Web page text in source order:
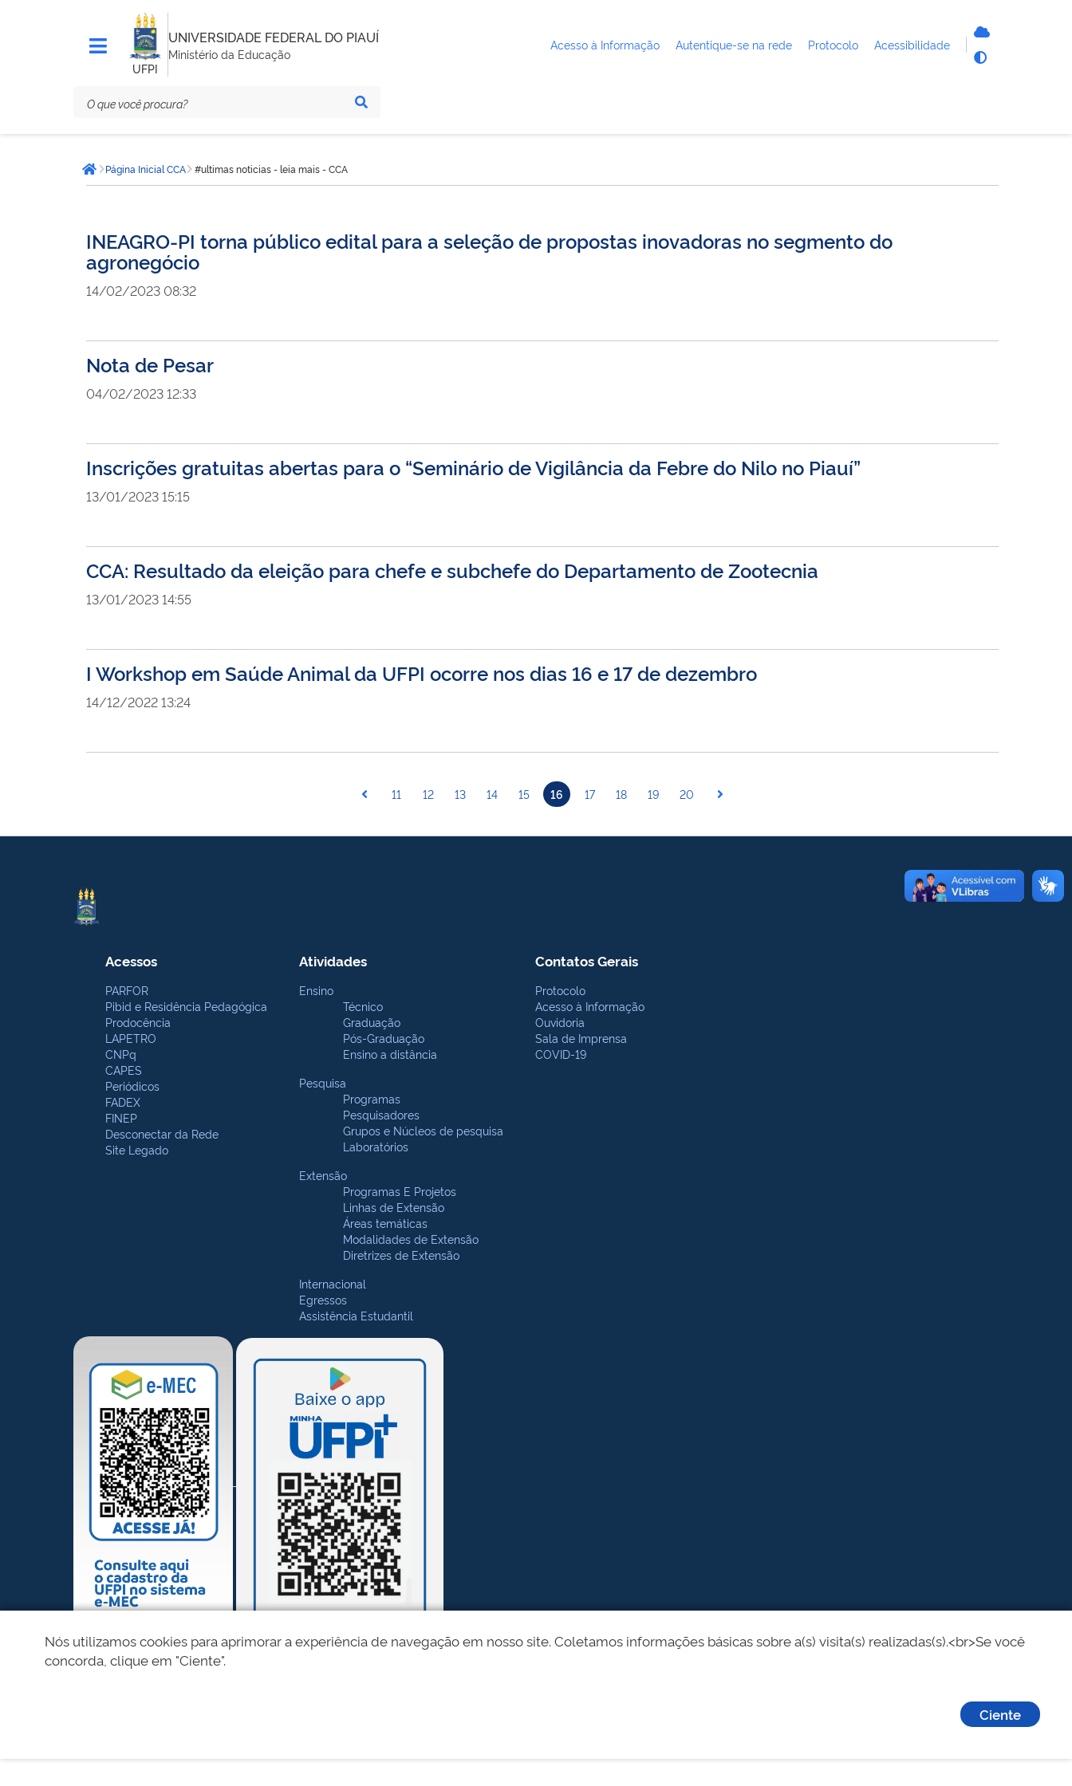
UFPI
UNIVERSIDADE FEDERAL DO PIAUÍ
Ministério da Educação
Acesso à Informação Autentique-se na rede Protocolo Acessibilidade
está
aqui:Página inicial
Página Inicial CCA #ultimas noticias - leia mais - CCA
INEAGRO-PI torna público edital para a seleção de propostas inovadoras no segmento do
agronegócio
14/02/2023 08:32
Nota de Pesar
04/02/2023 12:33
Inscrições gratuitas abertas para o “Seminário de Vigilância da Febre do Nilo no Piauí”
13/01/2023 15:15
CCA: Resultado da eleição para chefe e subchefe do Departamento de Zootecnia
13/01/2023 14:55
I Workshop em Saúde Animal da UFPI ocorre nos dias 16 e 17 de dezembro
14/12/2022 13:24
11 12 13 14 15 16 17 18 19 20
Acessos
PARFOR
Pibid e Residência Pedagógica
Prodocência
LAPETRO
CNPq
CAPES
Periódicos
FADEX
FINEP
Desconectar da Rede
Site Legado
Atividades
Ensino
Técnico
Graduação
Pós-Graduação
Ensino a distância
Pesquisa
Programas
Pesquisadores
Grupos e Núcleos de pesquisa
Laboratórios
Extensão
Programas E Projetos
Linhas de Extensão
Áreas temáticas
Modalidades de Extensão
Diretrizes de Extensão
Internacional
Egressos
Assistência Estudantil
Contatos Gerais
Protocolo
Acesso à Informação
Ouvidoria
Sala de Imprensa
COVID-19
Nós utilizamos cookies para aprimorar a experiência de navegação em nosso site. Coletamos informações básicas sobre a(s) visita(s) realizadas(s).<br>Se você
concorda, clique em "Ciente".
Ciente